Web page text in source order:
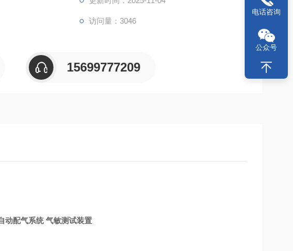
访问量：3046
15699777209
动配气系统 气敏测试装置
电话咨询
公众号